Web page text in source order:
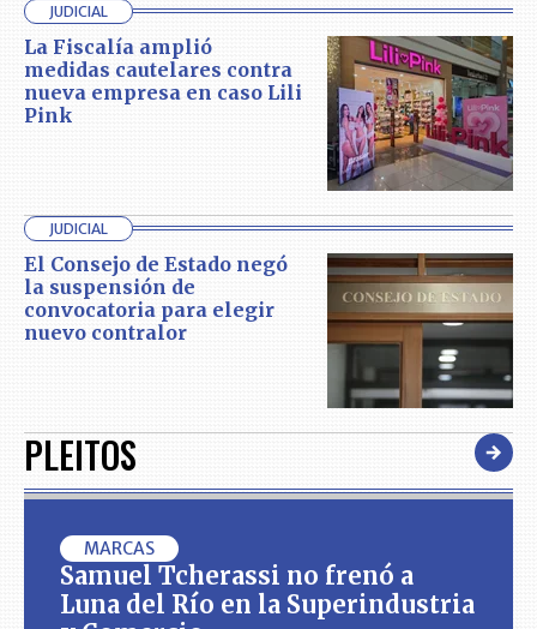
JUDICIAL
La Fiscalía amplió
medidas cautelares contra
nueva empresa en caso Lili
Pink
JUDICIAL
El Consejo de Estado negó
la suspensión de
convocatoria para elegir
nuevo contralor
PLEITOS
MARCAS
Samuel Tcherassi no frenó a
Luna del Río en la Superindustria